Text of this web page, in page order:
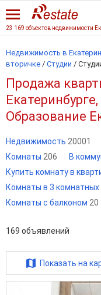
Недвижимость в
вторичке / Студии /
Продажа
Образование
Недвижимость 20001
Комнаты 206 В
Купить комнату в
Комнаты в 3 комнатных
Комнаты с балконом 20
169 объявлений
Показать на